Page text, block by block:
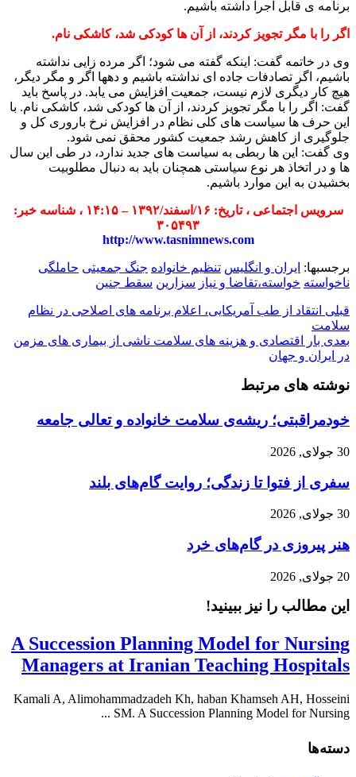
برنامه ی قابل اجرا داشته باشیم.
اگر را با مگر تجویز کردند، از آن ها کودکی شد، کاشکی نام.
وی در خاتمه گفت: اینکه گفته می شود؛ اگر مرده زایی نداشته
باشیم، اگر تصادفات جاده ای نداشته باشیم و دهها اگر و مگر دیگر،
هیچ کار دیگری لازم نیست، جمعیت افزایش می یابد. در پاسخ باید
گفت: اگر را با مگر تجویز کردند، از آن ها کودکی شد، کاشکی نام. با
این حرف ها سیاست های کلی نظام در افزایش نرخ باروری کل و
جلوگیری از کاهش رشد جمعیت کشور محقق نمی شود.
وی گفت: این ها ربطی به سیاست های جدید ندارد، در طی این سال
ها و در اتخاذ هر نوع سیاستی همچنان باید به دنبال مطلوبیت
بخشیدن به این موارد باشیم.
سرویس اجتماعی ، تاریخ: ۱۶/اسفند/۱۳۹۲ – ۱۴:۱۵ ، شناسه خبر:
۳۰۵۴۹۳
http://www.tasnimnews.com
برجسبها: ایران و انگلیس تنظیم خانواده جنگ جمعیتی حاملگی
ناخواسته خواسته،تقاضا و نیاز سزارین سقط جنین
قبلی انتقاد از طب آمریکایی، اعلام برنامه‌ های اصلاحی در نظام
سلامت
بعدی بار اقتصادی و هزینه های سلامت ناشی از بیماری های مزمن
در ایران و جهان
نوشته های مرتبط
خودمراقبتی؛ ریشه‌ی سلامت خانواده و تعالی جامعه
30 جولای, 2026
سفری از فتوا تا زندگی؛ روایت گام‌های بلند
30 جولای, 2026
هنر پیروزی در گام‌های خرد
20 جولای, 2026
این مطالب را نیز ببینید!
A Succession Planning Model for Nursing
Managers at Iranian Teaching Hospitals
Kamali A, Alimohammadzadeh Kh, haban Khamseh AH, Hosseini
SM. A Succession Planning Model for Nursing ...
دسته‌ها